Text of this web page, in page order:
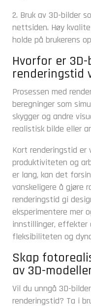
2. Bruk av 3D-bilder
nettsiden. Høy
holde på brukerens
Hvorfor er
renderingstid
Prosessen med
beregninger som
skygger og andre
realistisk bilde eller
Kort renderingstid
produktiviteten og
er lang, kan det
vanskeligere å gjøre
renderingstid gi
eksperimentere mer
innstillinger, effekter
fleksibiliteten og
Skap
av 3D-
Vil du unngå 3D-
renderingstid? Ta i